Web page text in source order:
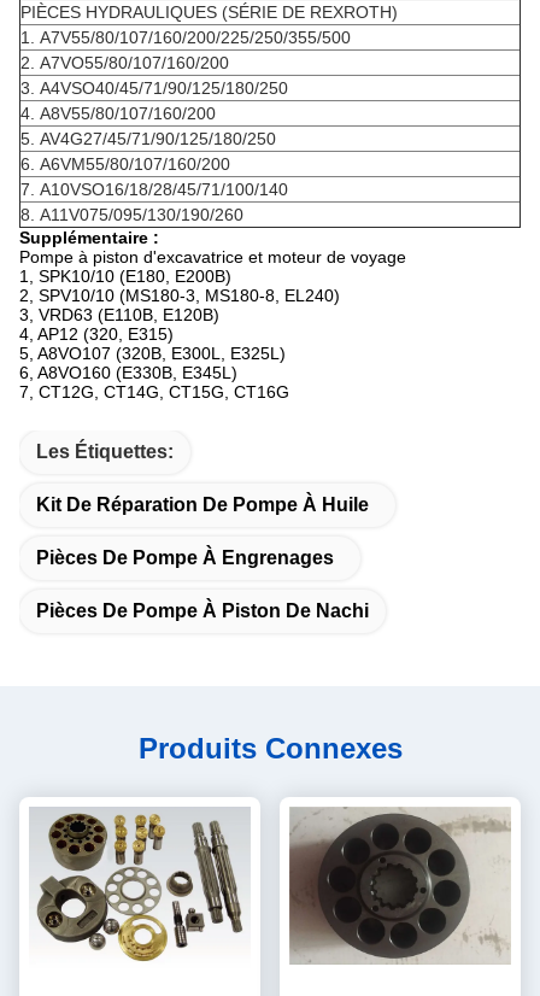
PIÈCES HYDRAULIQUES (SÉRIE DE REXROTH)
1. A7V55/80/107/160/200/225/250/355/500
2. A7VO55/80/107/160/200
3. A4VSO40/45/71/90/125/180/250
4. A8V55/80/107/160/200
5. AV4G27/45/71/90/125/180/250
6. A6VM55/80/107/160/200
7. A10VSO16/18/28/45/71/100/140
8. A11V075/095/130/190/260
Supplémentaire :
Pompe à piston d'excavatrice et moteur de voyage
1, SPK10/10 (E180, E200B)
2, SPV10/10 (MS180-3, MS180-8, EL240)
3, VRD63 (E110B, E120B)
4, AP12 (320, E315)
5, A8VO107 (320B, E300L, E325L)
6, A8VO160 (E330B, E345L)
7, CT12G, CT14G, CT15G, CT16G
Les Étiquettes:
Kit De Réparation De Pompe À Huile
Pièces De Pompe À Engrenages
Pièces De Pompe À Piston De Nachi
Produits Connexes